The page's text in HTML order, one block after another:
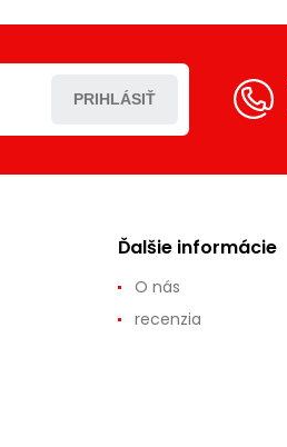
PRIHLÁSIŤ
Ďalšie informácie
O nás
recenzia